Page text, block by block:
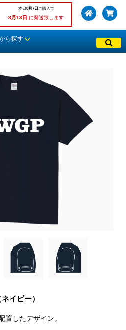
本日 8月7日 ご購入で
8月13日 に発送致します
ら探す
イビー）
置したデザイン。